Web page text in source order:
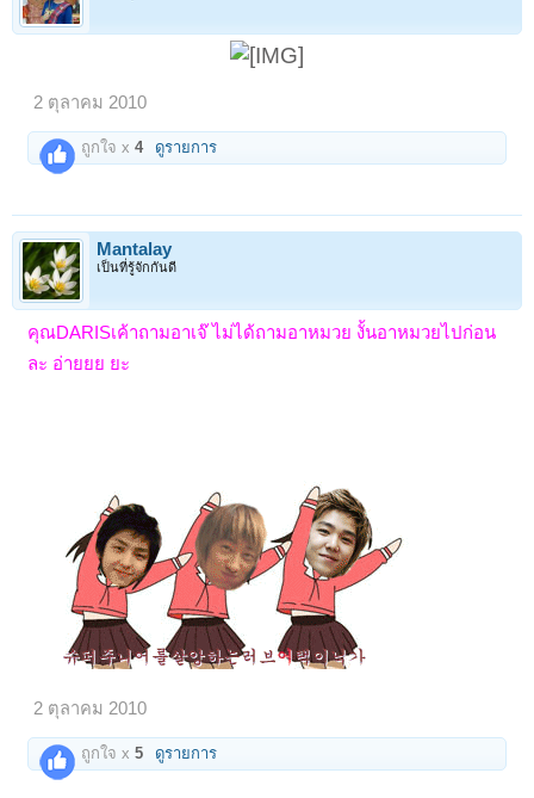
2 ตุลาคม 2010
ถูกใจ x4 ดูรายการ
Mantalay
เป็นที่รู้จักกันดี
คุณDARISเค้าถามอาเจ๊ ไม่ได้ถามอาหมวย งั้นอาหมวยไปก่อน
ละ อ่ายยย ยะ
2 ตุลาคม 2010
ถูกใจ x5 ดูรายการ